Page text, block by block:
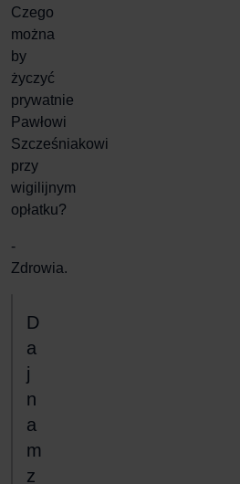
Czego
można
by
życzyć
prywatnie
Pawłowi
Szcześniakowi
przy
wigilijnym
opłatku?
-
Zdrowia.
D
a
j
n
a
m
z